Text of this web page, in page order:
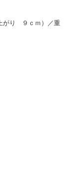
り ９ｃｍ）／重